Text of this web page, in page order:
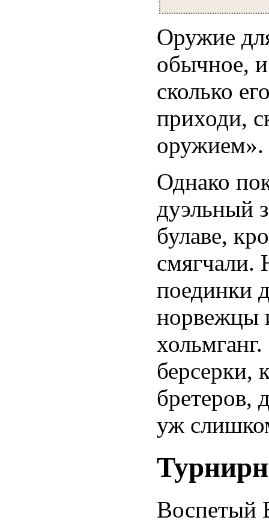
Оружие
обычное,
сколько
приходи,
оружием».
Однако
дуэльный
булаве,
смягчали.
поединки
норвежцы
берсерки,
бретеров,
уж
Воспетый